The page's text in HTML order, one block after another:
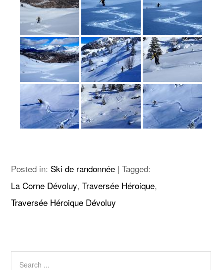
Posted in: Ski de randonnée |Tagged:
La Corne Dévoluy,Traversée Héroique,
Traversée Héroique Dévoluy